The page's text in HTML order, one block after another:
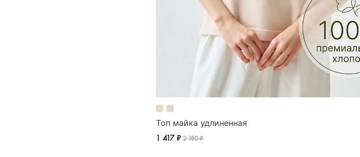
Топ майка удлиненная
1 417 ₽ 2 180 ₽